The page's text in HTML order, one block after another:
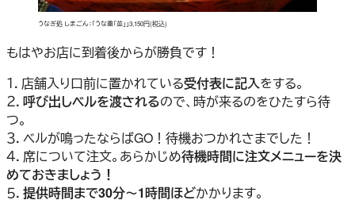
うなぎ処 しまごん：「うな重「並」」3,150円(税込)
もはやお店に到着後からが勝負です！
１．店舗入り口前に置かれている受付表に記入をする。
２． 呼び出しベルを渡されるので、時が来るのをひたすら待
つ。
３．ベルが鳴ったならばGO！待機おつかれさまでした！
４．席について注文。あらかじめ待機時間に注文メニューを決
めておきましょう！
５． 提供時間まで30分～1時間ほどかかります。